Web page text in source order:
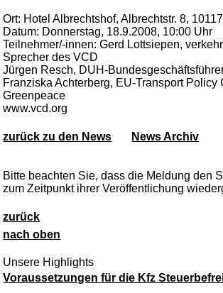
Ort: Hotel Albrechtshof, Albrechtstr. 8,
Datum: Donnerstag, 18.9.2008, 10:00 Uhr
Teilnehmer/-innen: Gerd Lottsiepen,
Sprecher des VCD
Jürgen Resch, DUH-
Franziska Achterberg, EU-Transport Policy
Greenpeace
www.vcd.org
zurück zu den News News Archiv
Bitte beachten Sie, dass die Meldung den
zum Zeitpunkt ihrer Veröffentlichung
zurück
nach oben
Unsere Highlights
Voraussetzungen für die Kfz